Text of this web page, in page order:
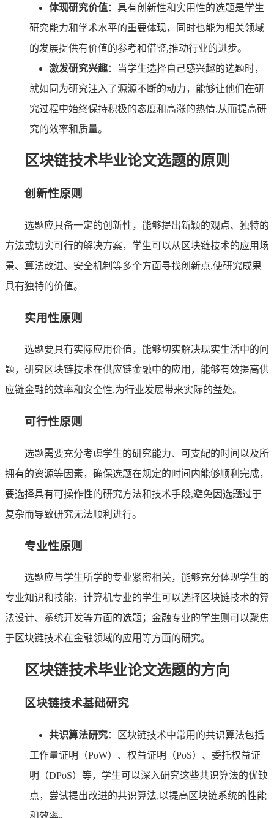
体现研究价值：具有创新性和实用性的选题是学生
研究能力和学术水平的重要体现，同时也能为相关领域
的发展提供有价值的参考和借鉴,推动行业的进步。
激发研究兴趣：当学生选择自己感兴趣的选题时，
就如同为研究注入了源源不断的动力，能够让他们在研
究过程中始终保持积极的态度和高涨的热情,从而提高研
究的效率和质量。
区块链技术毕业论文选题的原则
创新性原则
选题应具备一定的创新性，能够提出新颖的观点、独特的
方法或切实可行的解决方案，学生可以从区块链技术的应用场
景、算法改进、安全机制等多个方面寻找创新点,使研究成果
具有独特的价值。
实用性原则
选题要具有实际应用价值，能够切实解决现实生活中的问
题，研究区块链技术在供应链金融中的应用，能够有效提高供
应链金融的效率和安全性,为行业发展带来实际的益处。
可行性原则
选题需要充分考虑学生的研究能力、可支配的时间以及所
拥有的资源等因素，确保选题在规定的时间内能够顺利完成，
要选择具有可操作性的研究方法和技术手段,避免因选题过于
复杂而导致研究无法顺利进行。
专业性原则
选题应与学生所学的专业紧密相关，能够充分体现学生的
专业知识和技能，计算机专业的学生可以选择区块链技术的算
法设计、系统开发等方面的选题；金融专业的学生则可以聚焦
于区块链技术在金融领域的应用等方面的研究。
区块链技术毕业论文选题的方向
区块链技术基础研究
共识算法研究：区块链技术中常用的共识算法包括
工作量证明（PoW）、权益证明（PoS）、委托权益证
明（DPoS）等，学生可以深入研究这些共识算法的优缺
点，尝试提出改进的共识算法,以提高区块链系统的性能
和效率。